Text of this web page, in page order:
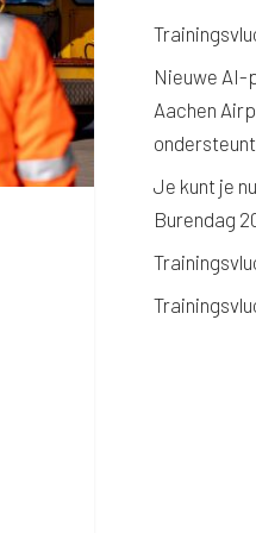
Nieuwe AI-
Aachen
Je kunt je
Burendag